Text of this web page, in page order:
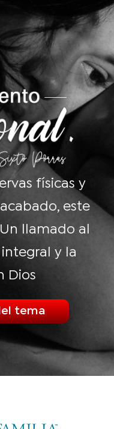
físicas y
este
llamado al
integral y la
Dios
tema